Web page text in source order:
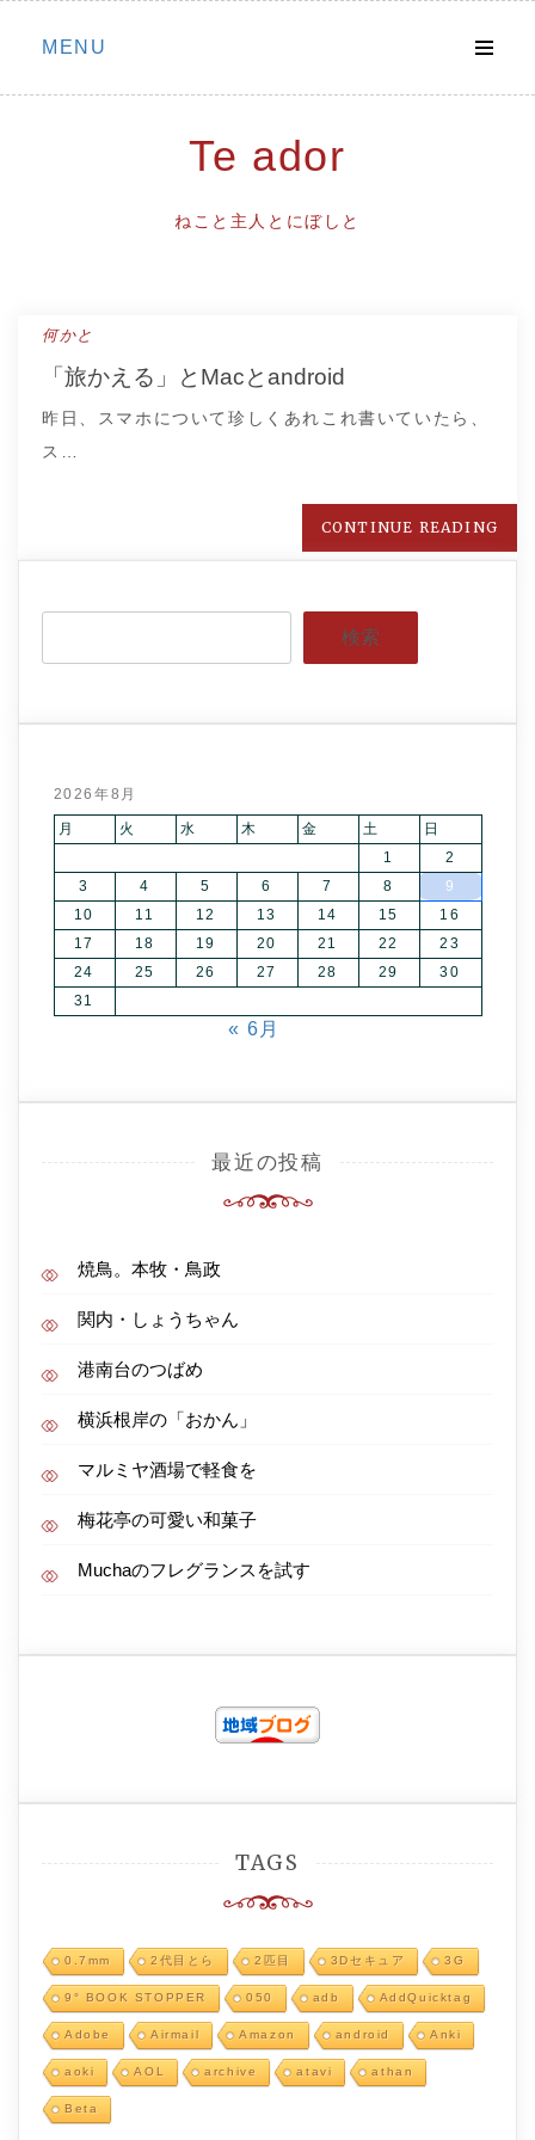
Skip
MENU
Te ador
ねこと主人とにぼしと
何かと
「旅かえる」とMacとandroid
昨日、スマホについて珍しくあれこれ書いていたら、
ス…
CONTINUE READING
検索
2026年8月
月 火 水 木 金 土
日
1
2
3
4 5 6 7 8
9
10
11 12 13 14 15
16
17
18 19 20 21 22
23
24
25 26 27 28 29
30
31
« 6月
最近の投稿
焼鳥。本牧・鳥政
関内・しょうちゃん
港南台のつばめ
横浜根岸の「おかん」
マルミヤ酒場で軽食を
梅花亭の可愛い和菓子
Muchaのフレグランスを試す
TAGS
0.7mm 2代目とら 2匹目 3Dセキュア 3G
9° BOOK STOPPER 050 adb AddQuicktag
Adobe Airmail Amazon android Anki
aoki AOL archive atavi athan
Beta